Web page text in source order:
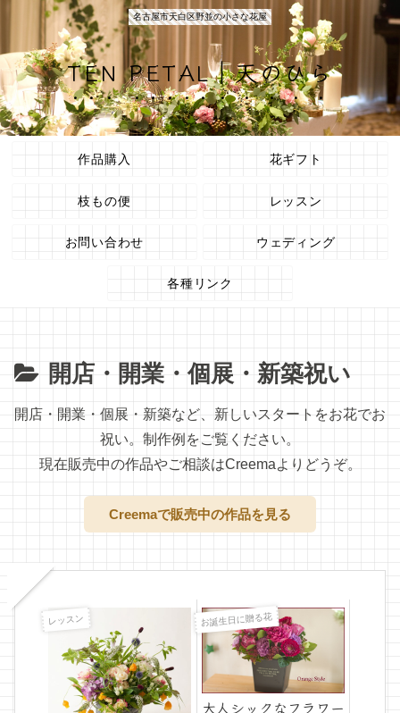
名古屋市天白区野並の小さな花屋
TEN PETAL｜天のひら
作品購入 花ギフト
枝もの便 レッスン
お問い合わせ ウェディング
各種リンク
開店・開業・個展・新築祝い
開店・開業・個展・新築など、新しいスタートをお花でお
祝い。制作例をご覧ください。
現在販売中の作品やご相談はCreemaよりどうぞ。
Creemaで販売中の作品を見る
レッスン お誕生日に贈る花
大人シックなフラワー